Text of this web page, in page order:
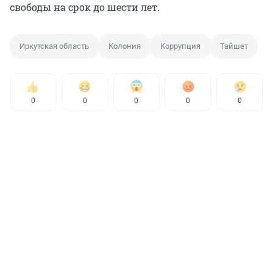
свободы на срок до шести лет.
Иркутская область Колония Коррупция Тайшет
0 0 0 0 0